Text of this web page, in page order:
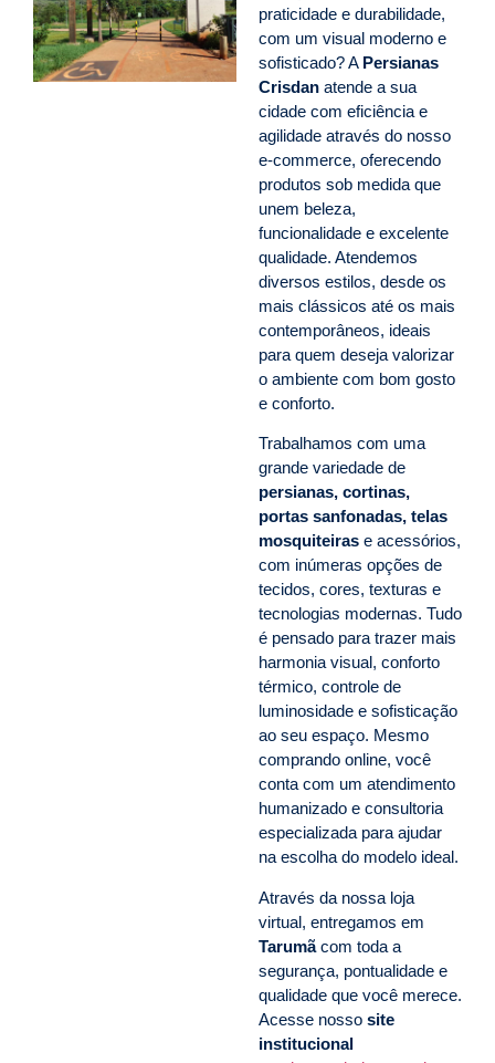
praticidade e durabilidade,
com um visual moderno e
sofisticado? A Persianas
Crisdan atende a sua
cidade com eficiência e
agilidade através do nosso
e-commerce, oferecendo
produtos sob medida que
unem beleza,
funcionalidade e excelente
qualidade. Atendemos
diversos estilos, desde os
mais clássicos até os mais
contemporâneos, ideais
para quem deseja valorizar
o ambiente com bom gosto
e conforto.
Trabalhamos com uma
grande variedade de
persianas, cortinas,
portas sanfonadas, telas
mosquiteiras e acessórios,
com inúmeras opções de
tecidos, cores, texturas e
tecnologias modernas. Tudo
é pensado para trazer mais
harmonia visual, conforto
térmico, controle de
luminosidade e sofisticação
ao seu espaço. Mesmo
comprando online, você
conta com um atendimento
humanizado e consultoria
especializada para ajudar
na escolha do modelo ideal.
Através da nossa loja
virtual, entregamos em
Tarumãcom toda a
segurança, pontualidade e
qualidade que você merece.
Acesse nosso site
institucional